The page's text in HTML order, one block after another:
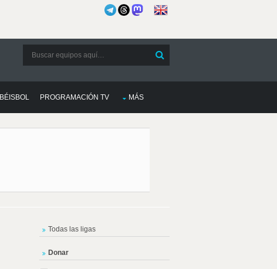
BÉISBOL PROGRAMACIÓN TV MÁS
Todas las ligas
Donar